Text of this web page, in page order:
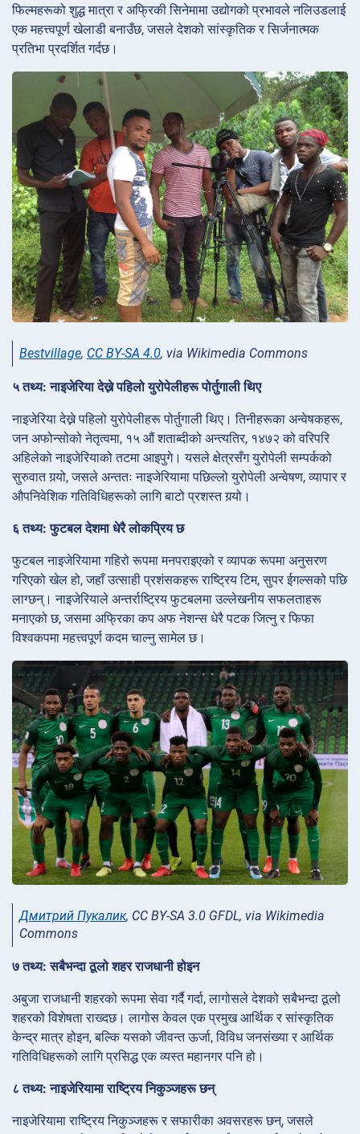
फिल्महरूको शुद्ध मात्रा र अफ्रिकी सिनेमामा उद्योगको प्रभावले नलिउडलाई
एक महत्त्वपूर्ण खेलाडी बनाउँछ, जसले देशको सांस्कृतिक र सिर्जनात्मक
प्रतिभा प्रदर्शित गर्दछ।
Bestvillage, CC BY-SA 4.0, via Wikimedia Commons
५ तथ्य: नाइजेरिया देख्ने पहिलो युरोपेलीहरू पोर्तुगाली थिए
नाइजेरिया देख्ने पहिलो युरोपेलीहरू पोर्तुगाली थिए। तिनीहरूका अन्वेषकहरू,
जन अफोन्सोको नेतृत्वमा, १५ औं शताब्दीको अन्त्यतिर, १४७२ को वरिपरि
अहिलेको नाइजेरियाको तटमा आइपुगे। यसले क्षेत्रसँग युरोपेली सम्पर्कको
सुरुवात गर्‍यो, जसले अन्ततः नाइजेरियामा पछिल्लो युरोपेली अन्वेषण, व्यापार र
औपनिवेशिक गतिविधिहरूको लागि बाटो प्रशस्त गर्‍यो।
६ तथ्य: फुटबल देशमा धेरै लोकप्रिय छ
फुटबल नाइजेरियामा गहिरो रूपमा मनपराइएको र व्यापक रूपमा अनुसरण
गरिएको खेल हो, जहाँ उत्साही प्रशंसकहरू राष्ट्रिय टिम, सुपर ईगल्सको पछि
लाग्छन्। नाइजेरियाले अन्तर्राष्ट्रिय फुटबलमा उल्लेखनीय सफलताहरू
मनाएको छ, जसमा अफ्रिका कप अफ नेशन्स धेरै पटक जित्नु र फिफा
विश्वकपमा महत्त्वपूर्ण कदम चाल्नु सामेल छ।
Дмитрий Пукалик, CC BY-SA 3.0 GFDL, via Wikimedia
Commons
७ तथ्य: सबैभन्दा ठूलो शहर राजधानी होइन
अबुजा राजधानी शहरको रूपमा सेवा गर्दै गर्दा, लागोसले देशको सबैभन्दा ठूलो
शहरको विशेषता राख्दछ। लागोस केवल एक प्रमुख आर्थिक र सांस्कृतिक
केन्द्र मात्र होइन, बल्कि यसको जीवन्त ऊर्जा, विविध जनसंख्या र आर्थिक
गतिविधिहरूको लागि प्रसिद्ध एक व्यस्त महानगर पनि हो।
८ तथ्य: नाइजेरियामा राष्ट्रिय निकुञ्जहरू छन्
नाइजेरियामा राष्ट्रिय निकुञ्जहरू र सफारीका अवसरहरू छन्, जसले